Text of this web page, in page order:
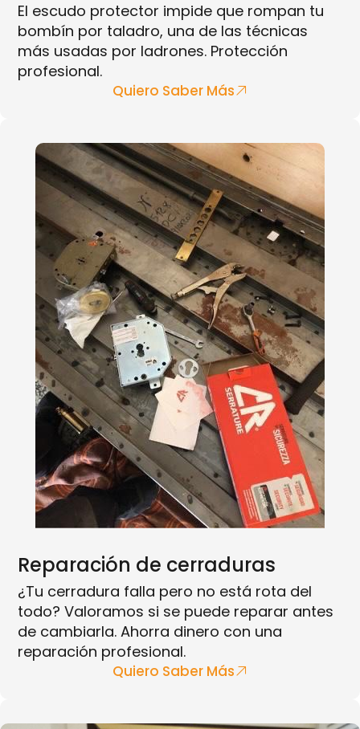
El escudo protector impide que rompan tu
bombín por taladro, una de las técnicas
más usadas por ladrones. Protección
profesional.
Quiero Saber Más
Reparación de cerraduras
¿Tu cerradura falla pero no está rota del
todo? Valoramos si se puede reparar antes
de cambiarla. Ahorra dinero con una
reparación profesional.
Quiero Saber Más